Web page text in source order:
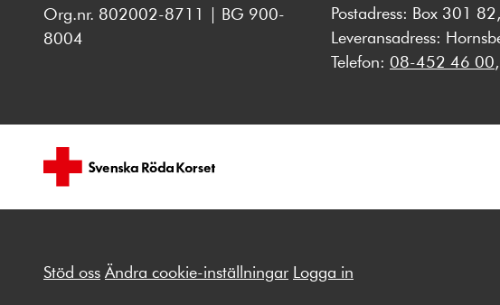
Org.nr. 802002-8711 | BG 900-
8004
Postadress: Box 301
Leveransadress:
Telefon: 08-452 46 00
Stöd oss Ändra cookie-inställningar Logga in